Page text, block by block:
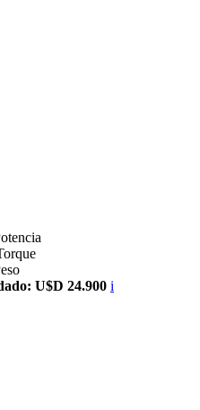
U$D 24.900 i